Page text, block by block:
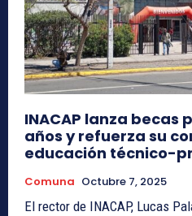
INACAP lanza becas
años y refuerza su
educación técnico-
Comuna Octubre 7, 2025
El rector de INACAP, Lucas